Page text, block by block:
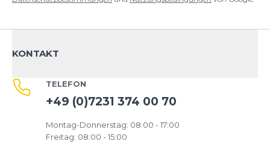
KONTAKT
TELEFON
+49 (0)7231 374 00 70
Montag-Donnerstag: 08:00 - 17:00
Freitag: 08:00 - 15:00